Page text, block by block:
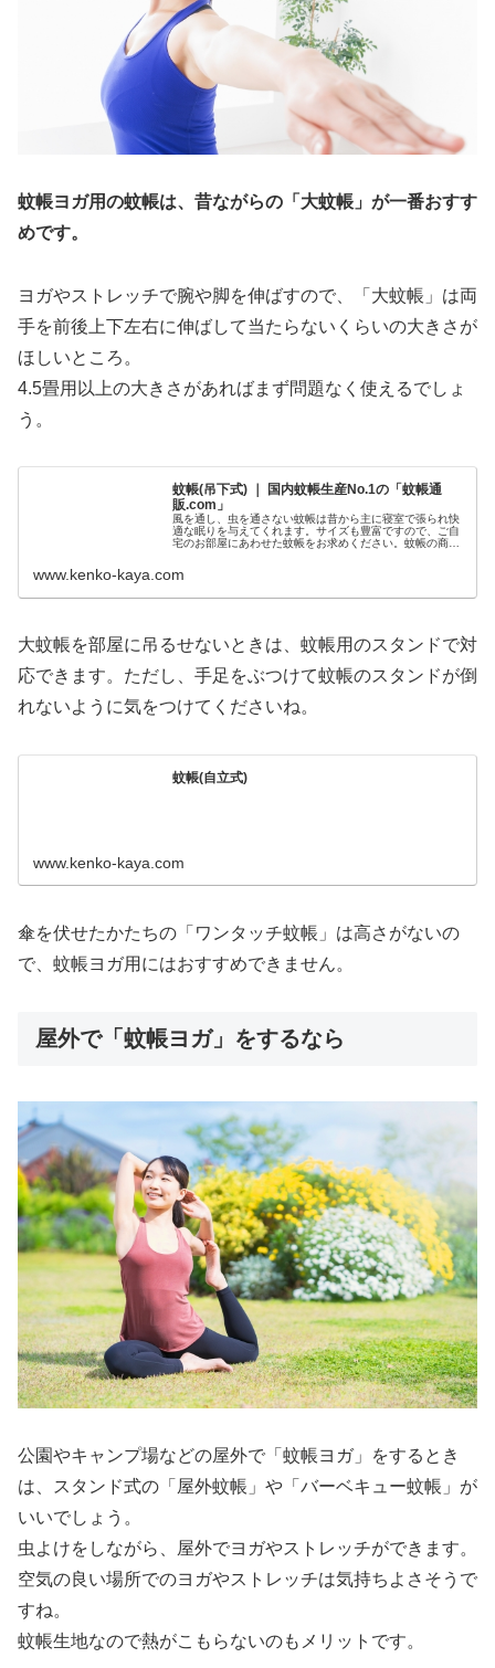
蚊帳ヨガ用の蚊帳は、昔ながらの「大蚊帳」が一番おすす
めです。
ヨガやストレッチで腕や脚を伸ばすので、「大蚊帳」は両
手を前後上下左右に伸ばして当たらないくらいの大きさが
ほしいところ。
4.5畳用以上の大きさがあればまず問題なく使えるでしょ
う。
蚊帳(吊下式) ｜ 国内蚊帳生産No.1の「蚊帳通
販.com」
風を通し、虫を通さない蚊帳は昔から主に寝室で張られ快
適な眠りを与えてくれます。サイズも豊富ですので、ご自
宅のお部屋にあわせた蚊帳をお求めください。蚊帳の商品
www.kenko-kaya.com
大蚊帳を部屋に吊るせないときは、蚊帳用のスタンドで対
応できます。ただし、手足をぶつけて蚊帳のスタンドが倒
れないように気をつけてくださいね。
蚊帳(自立式)
www.kenko-kaya.com
傘を伏せたかたちの「ワンタッチ蚊帳」は高さがないの
で、蚊帳ヨガ用にはおすすめできません。
屋外で「蚊帳ヨガ」をするなら
公園やキャンプ場などの屋外で「蚊帳ヨガ」をするとき
は、スタンド式の「屋外蚊帳」や「バーベキュー蚊帳」が
いいでしょう。
虫よけをしながら、屋外でヨガやストレッチができます。
空気の良い場所でのヨガやストレッチは気持ちよさそうで
すね。
蚊帳生地なので熱がこもらないのもメリットです。